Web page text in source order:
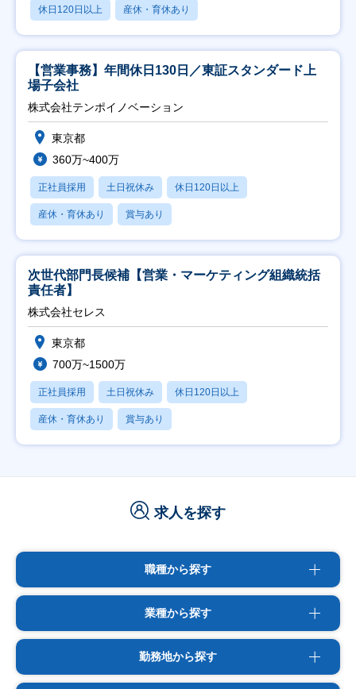
休日120日以上 産休・育休あり
【営業事務】年間休日130日／東証スタンダード上
場子会社
株式会社テンポイノベーション
東京都
360万~400万
正社員採用 土日祝休み 休日120日以上
産休・育休あり 賞与あり
次世代部門長候補【営業・マーケティング組織統括
責任者】
株式会社セレス
東京都
700万~1500万
正社員採用 土日祝休み 休日120日以上
産休・育休あり 賞与あり
求人を探す
職種から探す
業種から探す
勤務地から探す